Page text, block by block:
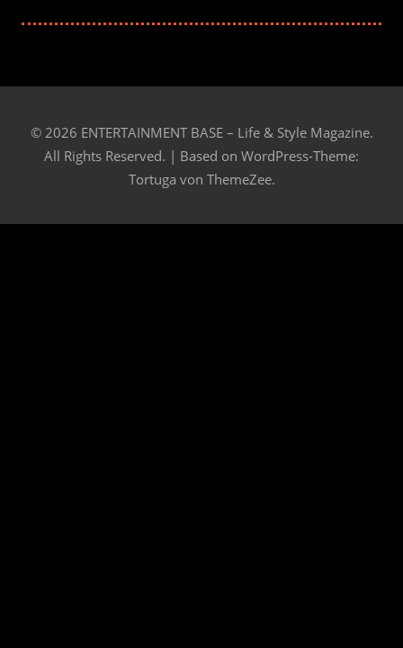
© 2026 ENTERTAINMENT BASE – Life & Style Magazine.
All Rights Reserved. | Based on WordPress-Theme:
Tortuga von ThemeZee.